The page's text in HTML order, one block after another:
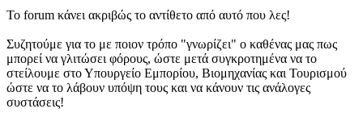
Το forum κάνει ακριβώς το αντίθετο από αυτό που λες!
Συζητούμε για το με ποιον τρόπο "γνωρίζει" ο καθένας μας πως
μπορεί να γλιτώσει φόρους, ώστε μετά συγκροτημένα να το
στείλουμε στο Υπουργείο Εμπορίου, Βιομηχανίας και Τουρισμού
ώστε να το λάβουν υπόψη τους και να κάνουν τις ανάλογες
συστάσεις!